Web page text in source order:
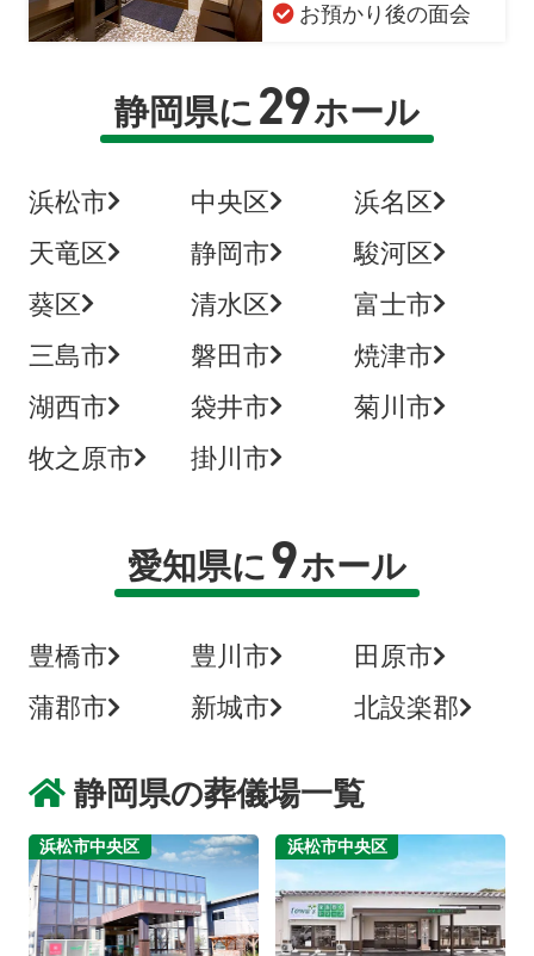
お預かり後の面会
静岡県に 29ホール
浜松市 中央区
浜名区
天竜区
静岡市
駿河区
葵区
清水区
富士市
三島市
磐田市
焼津市
湖西市
袋井市
菊川市
牧之原市
掛川市
愛知県に9ホール
豊橋市 豊川市
田原市
蒲郡市
新城市 北設楽郡
静岡県の葬儀場一覧
浜松市中央区 浜松市中央区